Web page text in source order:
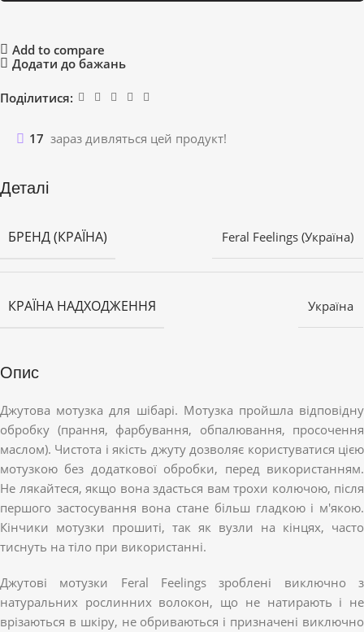
Add to compare
Додати до бажань
Поділитися:
17 зараз дивляться цей продукт!
Деталі
БРЕНД (КРАЇНА) Feral Feelings (Україна)
КРАЇНА НАДХОДЖЕННЯ Україна
Опис
Джутова мотузка для шібарі. Мотузка пройшла відповідну
обробку (прання, фарбування, обпалювання, просочення
маслом). Чистота і якість джуту дозволяє користуватися цією
мотузкою без додаткової обробки, перед використанням.
Не лякайтеся, якщо вона здасться вам трохи колючою, після
першого застосування вона стане більш гладкою і м'якою.
Кінчики мотузки прошиті, так як вузли на кінцях, часто
тиснуть на тіло при використанні.
Джутові мотузки Feral Feelings зроблені виключно з
натуральних рослинних волокон, що не натирають і не
врізаються в шкіру, не обриваються і призначені виключно